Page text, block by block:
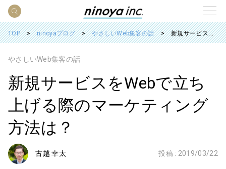
TOP ninoyaブログ やさしいWeb集客の話 新規サービスをWebで立ち上げる際のマーケティング方法は？
やさしいWeb集客の話
新規サービスをWebで立ち
上げる際のマーケティング
方法は？
古越 幸太 投稿 : 2019/03/22